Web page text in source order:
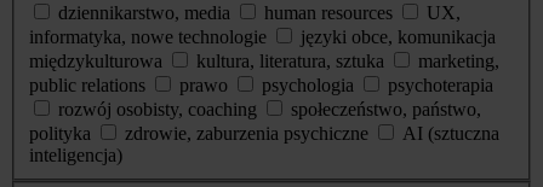
dziennikarstwo, media
human resources
UX,
informatyka, nowe technologie
języki obce, komunikacja
międzykulturowa
kultura, literatura, sztuka
marketing,
public relations
prawo psychologia
psychoterapia
rozwój osobisty, coaching
społeczeństwo, państwo,
polityka
zdrowie, zaburzenia psychiczne
AI (sztuczna
inteligencja)